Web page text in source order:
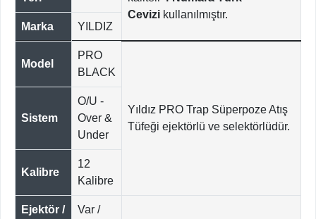
Cevizi kullanılmıştır.
Marka
YILDIZ
Model
PRO
BLACK
Yıldız PRO Trap Süperpoze Atış
Tüfeği ejektörlü ve selektörlüdür.
Sistem
O/U -
Over &
Under
Kalibre
12
Kalibre
Ejektör /
Var /